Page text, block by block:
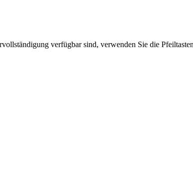
verfügbar sind, verwenden Sie die